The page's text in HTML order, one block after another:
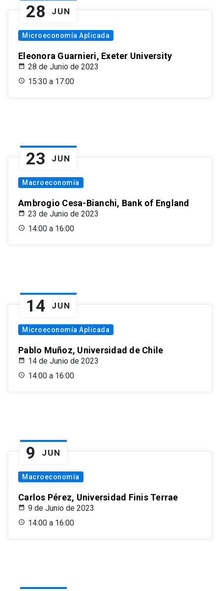
28 JUN
Microeconomía Aplicada
Eleonora Guarnieri, Exeter University
28 de Junio de 2023
15:30 a 17:00
23 JUN
Macroeconomía
Ambrogio Cesa-Bianchi, Bank of England
23 de Junio de 2023
14:00 a 16:00
14 JUN
Microeconomía Aplicada
Pablo Muñoz, Universidad de Chile
14 de Junio de 2023
14:00 a 16:00
9 JUN
Macroeconomía
Carlos Pérez, Universidad Finis Terrae
9 de Junio de 2023
14:00 a 16:00